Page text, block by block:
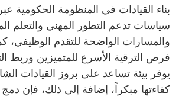
بناء القيادات في المنظومة الحكومية
سياسات تدعم التطور المهني والتعلم
والمسارات الواضحة للتقدم الوظيفي،
فرص الترقية الأسرع للمتميزين وربط
يوفر بيئة تساعد على بروز القيادات
كفاءتها مبكراً، إضافة إلى ذلك، فإن